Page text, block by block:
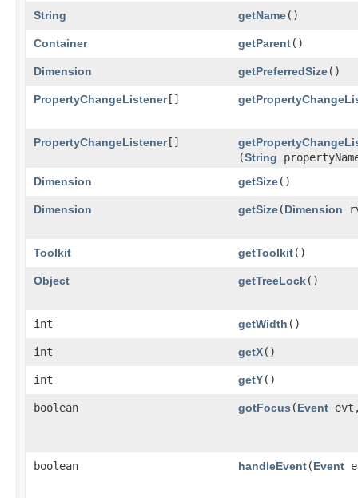
String getName()
Container getParent()
Dimension getPreferredSize()
PropertyChangeListener[]
PropertyChangeListener[]
(String
Dimension
getSize()
Dimension getSize​(Dimension
Toolkit getToolkit()
Object getTreeLock()
int getWidth ()
int getX()
int getY()
boolean gotFocus ​(Event
boolean handleEvent​(Event